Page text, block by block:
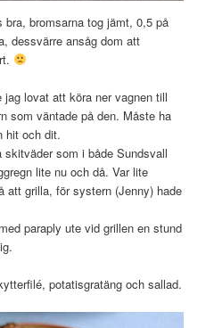
bromsarna tog jämt, 0,5 på
dessvärre ansåg dom att
lovat att köra ner vagnen till
som väntade på den. Måste ha
hit och dit.
som i både Sundsvall
lite nu och då. Var lite
att grilla, för systern (Jenny) hade
paraply ute vid grillen en stund
potatisgratäng och sallad.